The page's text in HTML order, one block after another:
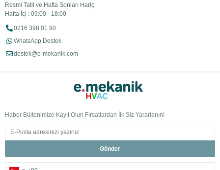
Resmi Tatil ve Hafta Sonları Hariç
Hafta İçi : 09:00 - 18:00
0216 398 01 90
WhatsApp Destek
destek@e-mekanik.com
Haber Bültenimize Kayıt Olun Fırsatlardan İlk Siz Yararlanın!
Gönder